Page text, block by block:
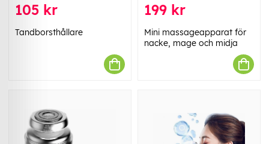
105 kr
Tandborsthållare
199 kr
Mini massageapparat för
nacke, mage och midja